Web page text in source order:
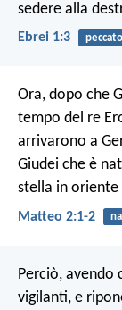
sedere alla
Ebrei 1:3 peccato
Ora, dopo che
tempo del re
arrivarono a
Giudei che è
stella in
Matteo 2:1-2
Perciò, avendo
vigilanti, e